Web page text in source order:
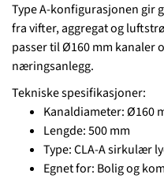
Type A-konfigurasjonen gir
fra vifter, aggregat og
passer til Ø160 mm kanaler
næringsanlegg.
Tekniske spesifikasjoner:
Kanaldiameter: Ø160
Lengde: 500 mm
Type: CLA-A sirkulær
Egnet for: Bolig og